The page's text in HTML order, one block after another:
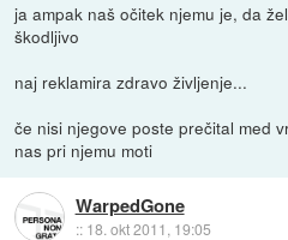
ja ampak naš očitek njemu je, da
škodljivo
naj reklamira zdravo življenje...
če nisi njegove poste prečital med
nas pri njemu moti
WarpedGone
:: 18. okt 2011, 19:05